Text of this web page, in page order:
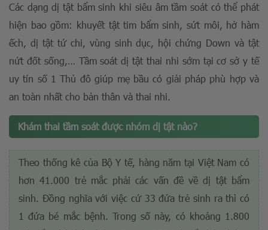
Các dạng dị tật bẩm sinh khi siêu âm tầm soát có thể phát
hiện bao gồm: khuyết tật tim bẩm sinh, sứt môi, hở hàm
ếch, dị tật tứ chi, vùng sinh dục, hội chứng Down và tật
nứt đốt sống,… Tầm soát dị tật thai nhi sớm tại cơ sở y tế
uy tín số 1 Thủ đô giúp mẹ bầu có giải pháp phù hợp và
an toàn nhất cho bản thân và thai nhi.
Khám thai tầm soát được nhóm dị tật nào?
Theo thống kê của Bộ Y tế, hàng năm tại Việt Nam có
hơn 41.000 trẻ mắc phải các vấn đề về dị tật bẩm
sinh. Đồng nghĩa với việc cứ 33 đứa trẻ sinh ra thì có
1 đứa bé mắc bệnh. Trong số này, có khoảng 1.800